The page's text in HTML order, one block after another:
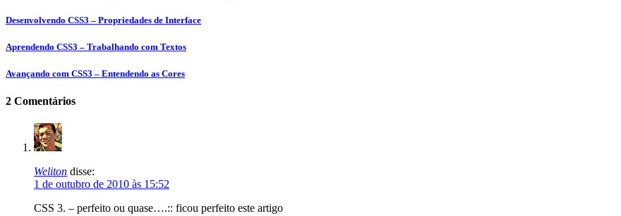
Desenvolvendo CSS3 – Propriedades de Interface
Aprendendo CSS3 – Trabalhando com Textos
Avançando com CSS3 – Entendendo as Cores
2 Comentários
Weliton disse:
1 de outubro de 2010 às 15:52
CSS 3. – perfeito ou quase….:: ficou perfeito este artigo